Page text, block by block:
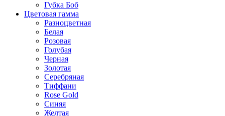
Губка Боб
Цветовая гамма
Разноцветная
Белая
Розовая
Голубая
Черная
Золотая
Серебряная
Тиффани
Rose Gold
Синяя
Желтая